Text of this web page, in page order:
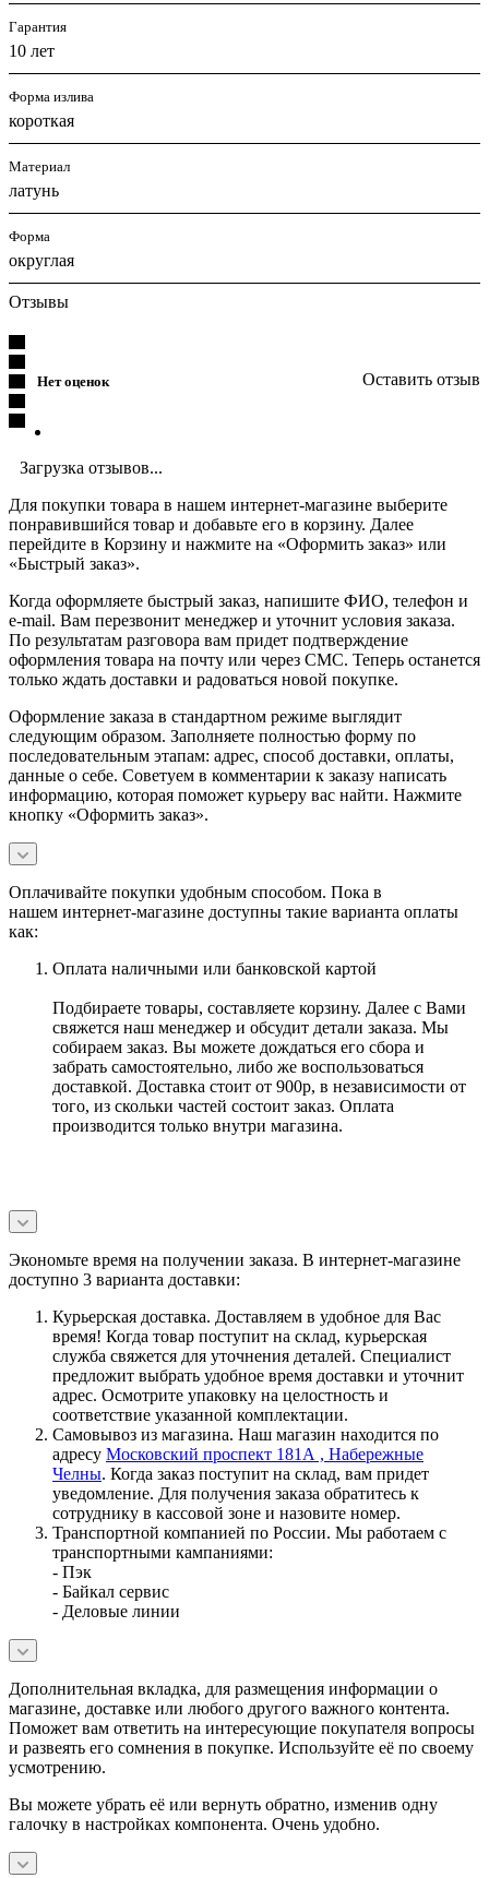
Гарантия
10 лет
Форма излива
короткая
Материал
латунь
Форма
округлая
Отзывы
Нет оценок Оставить отзыв
Загрузка отзывов...
Для покупки товара в нашем интернет-магазине выберите
понравившийся товар и добавьте его в корзину. Далее
перейдите в Корзину и нажмите на «Оформить заказ» или
«Быстрый заказ».
Когда оформляете быстрый заказ, напишите ФИО, телефон и
e-mail. Вам перезвонит менеджер и уточнит условия заказа.
По результатам разговора вам придет подтверждение
оформления товара на почту или через СМС. Теперь останется
только ждать доставки и радоваться новой покупке.
Оформление заказа в стандартном режиме выглядит
следующим образом. Заполняете полностью форму по
последовательным этапам: адрес, способ доставки, оплаты,
данные о себе. Советуем в комментарии к заказу написать
информацию, которая поможет курьеру вас найти. Нажмите
кнопку «Оформить заказ».
Оплачивайте покупки удобным способом. Пока в
нашем интернет-магазине доступны такие варианта оплаты
как:
Оплата наличными или банковской картой
Подбираете товары, составляете корзину. Далее с Вами
свяжется наш менеджер и обсудит детали заказа. Мы
собираем заказ. Вы можете дождаться его сбора и
забрать самостоятельно, либо же воспользоваться
доставкой. Доставка стоит от 900р, в независимости от
того, из скольки частей состоит заказ. Оплата
производится только внутри магазина.
Экономьте время на получении заказа. В интернет-магазине
доступно 3 варианта доставки:
Курьерская доставка. Доставляем в удобное для Вас
время! Когда товар поступит на склад, курьерская
служба свяжется для уточнения деталей. Специалист
предложит выбрать удобное время доставки и уточнит
адрес. Осмотрите упаковку на целостность и
соответствие указанной комплектации.
Самовывоз из магазина. Наш магазин находится по
адресу Московский проспект 181А , Набережные
Челны. Когда заказ поступит на склад, вам придет
уведомление. Для получения заказа обратитесь к
сотруднику в кассовой зоне и назовите номер.
Транспортной компанией по России. Мы работаем с
транспортными кампаниями:
- Пэк
- Байкал сервис
- Деловые линии
Дополнительная вкладка, для размещения информации о
магазине, доставке или любого другого важного контента.
Поможет вам ответить на интересующие покупателя вопросы
и развеять его сомнения в покупке. Используйте её по своему
усмотрению.
Вы можете убрать её или вернуть обратно, изменив одну
галочку в настройках компонента. Очень удобно.